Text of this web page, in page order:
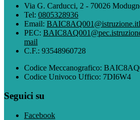
Via G. Carducci, 2 - 70026
Tel: 0805328936
Email: BAIC8AQ001@istruzione.it
PEC:
mail
C.F.: 93548960728
Codice Meccanografico:
Codice Univoco Uffico: 7DI6W4
Seguici su
Facebook